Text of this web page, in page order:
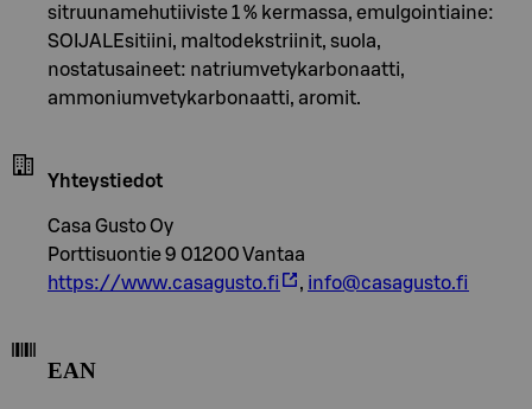
sitruunamehutiiviste 1 % kermassa, emulgointiaine:
SOIJALEsitiini, maltodekstriinit, suola,
nostatusaineet: natriumvetykarbonaatti,
ammoniumvetykarbonaatti, aromit.
Yhteystiedot
Casa Gusto Oy
Porttisuontie 9 01200 Vantaa
https://www.casagusto.fi
, info@casagusto.fi
EAN